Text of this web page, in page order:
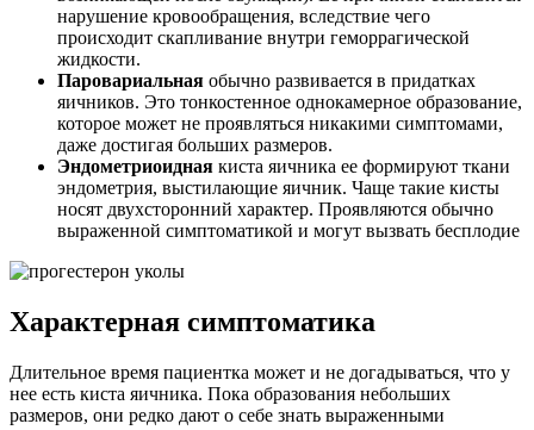
нарушение кровообращения, вследствие чего
происходит скапливание внутри геморрагической
жидкости.
Паровариальная обычно развивается в придатках
яичников. Это тонкостенное однокамерное образование,
которое может не проявляться никакими симптомами,
даже достигая больших размеров.
Эндометриоидная киста яичника ее формируют ткани
эндометрия, выстилающие яичник. Чаще такие кисты
носят двухсторонний характер. Проявляются обычно
выраженной симптоматикой и могут вызвать бесплодие
Характерная симптоматика
Длительное время пациентка может и не догадываться, что у
нее есть киста яичника. Пока образования небольших
размеров, они редко дают о себе знать выраженными